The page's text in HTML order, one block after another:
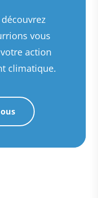
vous
action
climatique.